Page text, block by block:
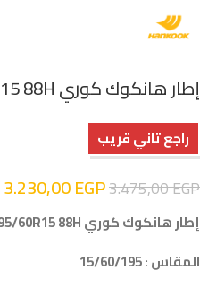
إطار هانكوك كوري Hankook 195/60R15 88H
راجع تاني قريب
3.475,00EGP
3.230,00EGP
إطار هانكوك كوري Hankook 195/60R15 88H
المقاس : 15/60/195